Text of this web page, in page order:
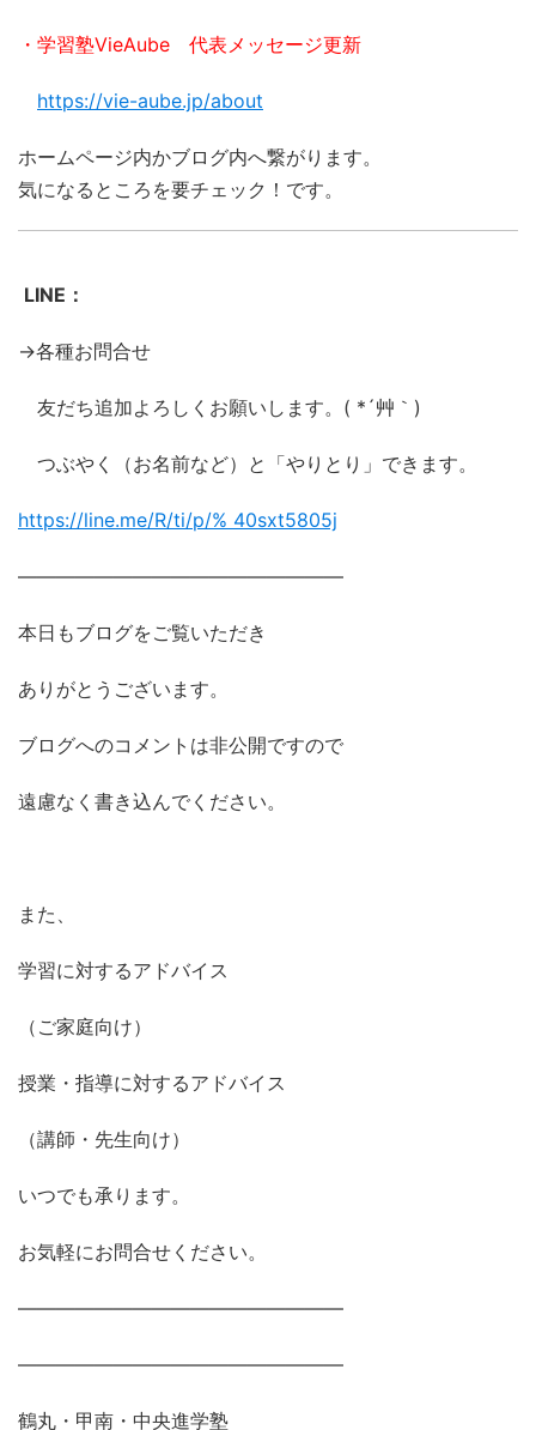
・学習塾VieAube 代表メッセージ更新
https://vie-aube.jp/about
ホームページ内かブログ内へ繋がります。
気になるところを要チェック！です。
LINE：
→各種お問合せ
友だち追加よろしくお願いします。( *´艸｀)
つぶやく（お名前など）と「やりとり」できます。
https://line.me/R/ti/p/% 40sxt5805j
―――――――――――――――――
本日もブログをご覧いただき
ありがとうございます。
ブログへのコメントは非公開ですので
遠慮なく書き込んでください。
また、
学習に対するアドバイス
（ご家庭向け）
授業・指導に対するアドバイス
（講師・先生向け）
いつでも承ります。
お気軽にお問合せください。
―――――――――――――――――
―――――――――――――――――
鶴丸・甲南・中央進学塾